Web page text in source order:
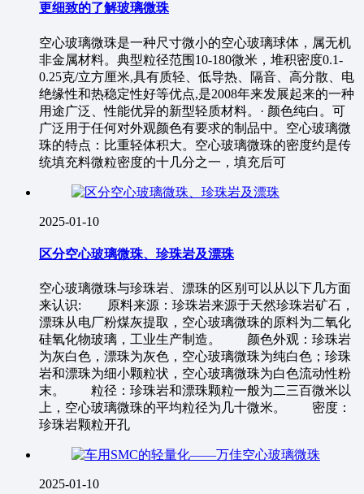
更细致的了解玻璃微珠
空心玻璃微珠是一种尺寸微小的空心玻璃球体，属无机
非金属材料。典型粒径范围10-180微米，堆积密度0.1-
0.25克/立方厘米,具有质轻、低导热、隔音、高分散、电
绝缘性和热稳定性好等优点,是2008年来发展起来的一种
用途广泛、性能优异的新型轻质材料。· 颜色纯白。可
广泛用于任何对外观颜色有要求的制品中。空心玻璃微
珠的特点：比重轻体积大。空心玻璃微珠的密度约是传
统填充料微粒密度的十几分之一，填充后可
2025-01-10
区分空心玻璃微珠、珍珠岩及漂珠
空心玻璃微珠与珍珠岩、漂珠的区别可以从以下几方面
来认识: 原料来源：珍珠岩来源于天然珍珠岩矿石，
漂珠从电厂粉煤灰提取，空心玻璃微珠的原料为二氧化
硅氧化物玻璃，工业生产制造。 颜色外观：珍珠岩
为灰白色，漂珠为灰色，空心玻璃微珠为纯白色；珍珠
岩和漂珠为细小颗粒状，空心玻璃微珠为白色流动性粉
末。 粒径：珍珠岩和漂珠颗粒一般为二三百微米以
上，空心玻璃微珠的平均粒径为几十微米。 密度：
珍珠岩颗粒开孔
2025-01-10